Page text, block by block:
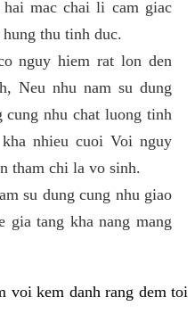
mac chai li cam giac
thu tinh duc.
nguy hiem rat lon den
Neu nhu nam su dung
nhu chat luong tinh
nhieu cuoi Voi nguy
tham chi la vo sinh.
su dung cung nhu giao
gia tang kha nang mang
voi kem danh rang dem toi